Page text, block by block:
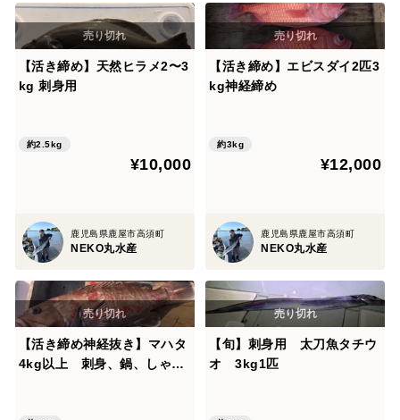
【活き締め】天然ヒラメ2〜3
kg 刺身用
約2.5kg
¥10,000
鹿児島県鹿屋市高須町
NEKO丸水産
【活き締め】エビスダイ2匹3
kg神経締め
約3kg
¥12,000
鹿児島県鹿屋市高須町
NEKO丸水産
【活き締め神経抜き】マハタ
4kg以上 刺身、鍋、しゃぶ
【旬】刺身用 太刀魚タチウ
オ 3kg1匹